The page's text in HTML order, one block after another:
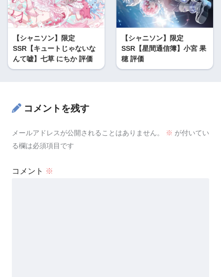
【シャニソン】限定
SSR【キュートじゃないな
んて嘘】七草 にちか 評価
【シャニソン】限定
SSR【星間通信簿】小宮 果
穂 評価
コメントを残す
メールアドレスが公開されることはありません。 ※ が付いてい
る欄は必須項目です
コメント ※